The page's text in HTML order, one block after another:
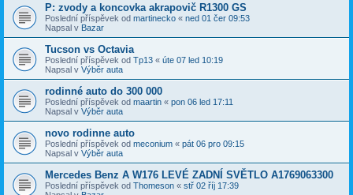
P: zvody a koncovka akrapovič R1300 GS
Poslední příspěvek od martinecko « ned 01 čer 09:53
Napsal v Bazar
Tucson vs Octavia
Poslední příspěvek od Tp13 « úte 07 led 10:19
Napsal v Výběr auta
rodinné auto do 300 000
Poslední příspěvek od maartin « pon 06 led 17:11
Napsal v Výběr auta
novo rodinne auto
Poslední příspěvek od meconium « pát 06 pro 09:15
Napsal v Výběr auta
Mercedes Benz A W176 LEVÉ ZADNÍ SVĚTLO A1769063300
Poslední příspěvek od Thomeson « stř 02 říj 17:39